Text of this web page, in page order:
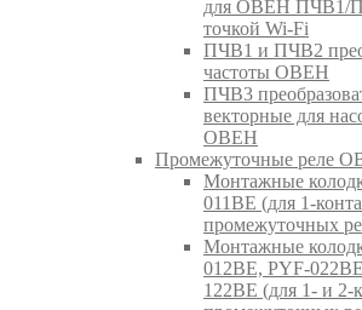
для ОВЕН ПЧВ1/
точкой Wi-Fi
ПЧВ1 и ПЧВ2
частоты ОВЕН
ПЧВ3
векторные для
ОВЕН
Промежуточные реле
Монтажные
011BE (для 1-
промежуточных
Монтажные
012BE, PYF-
122BE (для 1- и 2-